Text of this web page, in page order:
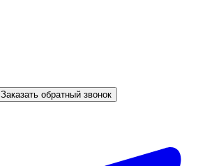
Заказать обратный звонок